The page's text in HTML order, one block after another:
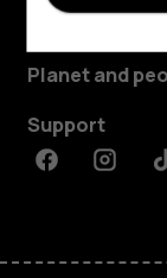
Planet and
Support
Facebook